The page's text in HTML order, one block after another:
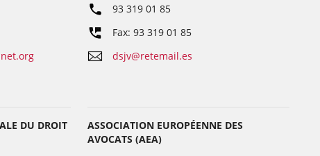
93 319 01 85
Fax: 93 319 01 85
dsjv@retemail.es
DU DROIT
ASSOCIATION EUROPÉENNE DES
AVOCATS (AEA)